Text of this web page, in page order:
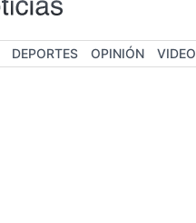
DEPORTES OPINIÓN VIDEO